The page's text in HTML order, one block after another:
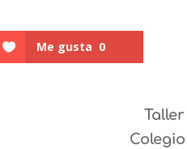
Me gusta 0